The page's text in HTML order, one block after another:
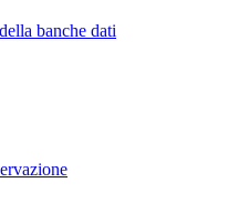
banche dati